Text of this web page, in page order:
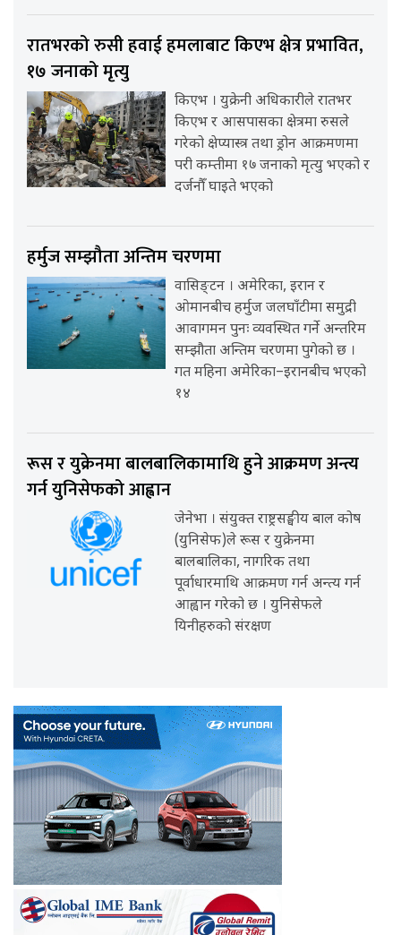
रातभरको रुसी हवाई हमलाबाट किएभ क्षेत्र प्रभावित,
१७ जनाको मृत्यु
किएभ । युक्रेनी अधिकारीले रातभर
किएभ र आसपासका क्षेत्रमा रुसले
गरेको क्षेप्यास्त्र तथा ड्रोन आक्रमणमा
परी कम्तीमा १७ जनाको मृत्यु भएको र
दर्जनौँ घाइते भएको
हर्मुज सम्झौता अन्तिम चरणमा
वासिङ्टन । अमेरिका, इरान र
ओमानबीच हर्मुज जलघाँटीमा समुद्री
आवागमन पुनः व्यवस्थित गर्ने अन्तरिम
सम्झौता अन्तिम चरणमा पुगेको छ ।
गत महिना अमेरिका–इरानबीच भएको
१४
रूस र युक्रेनमा बालबालिकामाथि हुने आक्रमण अन्त्य
गर्न युनिसेफको आह्वान
जेनेभा । संयुक्त राष्ट्रसङ्घीय बाल कोष
(युनिसेफ)ले रूस र युक्रेनमा
बालबालिका, नागरिक तथा
पूर्वाधारमाथि आक्रमण गर्न अन्त्य गर्न
आह्वान गरेको छ । युनिसेफले
यिनीहरुको संरक्षण